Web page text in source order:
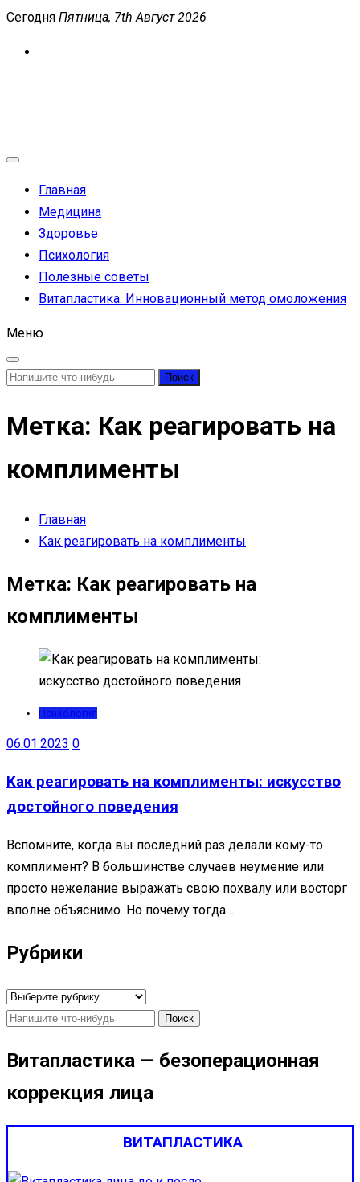
Перейти
Сегодня Пятница, 7th Август 2026
Главная
Медицина
Здоровье
Психология
Полезные советы
Витапластика. Инновационный метод омоложения
Меню
Найти:
Метка: Как реагировать на
комплименты
Главная
Как реагировать на комплименты
Метка: Как реагировать на
комплименты
Психология
06.01.2023 0
Как реагировать на комплименты: искусство
достойного поведения
Вспомните, когда вы последний раз делали кому-то
комплимент? В большинстве случаев неумение или
просто нежелание выражать свою похвалу или восторг
вполне объяснимо. Но почему тогда…
Рубрики
Рубрики
Найти:
Витапластика — безоперационная
коррекция лица
ВИТАПЛАСТИКА